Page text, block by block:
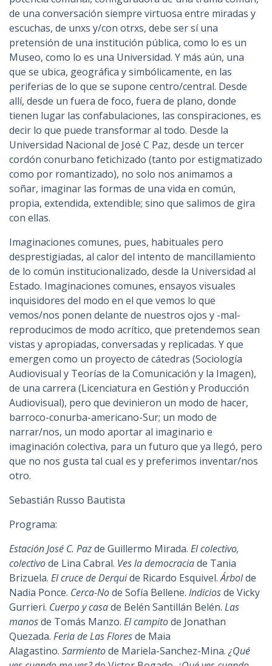
de una conversación siempre virtuosa entre miradas y
escuchas, de unxs y/con otrxs, debe ser sí una
pretensión de una institución pública, como lo es un
Museo, como lo es una Universidad. Y más aún, una
que se ubica, geográfica y simbólicamente, en las
periferias de lo que se supone centro/central. Desde
allí, desde un fuera de foco, fuera de plano, donde
tienen lugar las confabulaciones, las conspiraciones, es
decir lo que puede transformar al todo. Desde la
Universidad Nacional de José C Paz, desde un tercer
cordón conurbano fetichizado (tanto por estigmatizado
como por romantizado), no solo nos animamos a
soñar, imaginar las formas de una vida en común,
propia, extendida, extendible; sino que salimos de gira
con ellas.
Imaginaciones comunes, pues, habituales pero
desprestigiadas, al calor del intento de mancillamiento
de lo común institucionalizado, desde la Universidad al
Estado. Imaginaciones comunes, ensayos visuales
inquisidores del modo en el que vemos lo que
vemos/nos ponen delante de nuestros ojos y -mal-
reproducimos de modo acrítico, que pretendemos sean
vistas y apropiadas, conversadas y replicadas. Y que
emergen como un proyecto de cátedras (Sociología
Audiovisual y Teorías de la Comunicación y la Imagen),
de una carrera (Licenciatura en Gestión y Producción
Audiovisual), pero que devinieron un modo de hacer,
barroco-conurba-americano-Sur; un modo de
narrar/nos, un modo aportar al imaginario e
imaginación colectiva, para un futuro que ya llegó, pero
que no nos gusta tal cual es y preferimos inventar/nos
otro.
Sebastián Russo Bautista
Programa:
Estación José C. Pazde Guillermo Mirada. El colectivo,
colectivode Lina Cabral. Ves la democraciade Tania
Brizuela. El cruce de Derquide Ricardo Esquivel.Árbolde
Nadia Ponce. Cerca-Node Sofía Bellene. Indiciosde Vicky
Gurrieri. Cuerpo y casade Belén Santillán Belén. Las
manosde Tomás Manzo. El campitode Jonathan
Quezada. Feria de Las Floresde Maia
Alagastino. Sarmientode Mariela-Sanchez-Mina.¿Qué